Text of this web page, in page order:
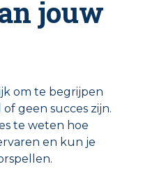
jouw
om te begrijpen
geen succes zijn.
te weten hoe
en kun je